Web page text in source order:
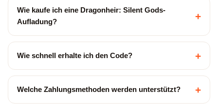
Wie kaufe ich eine Dragonheir: Silent Gods-
Aufladung?
+
Wie schnell erhalte ich den Code? +
Welche Zahlungsmethoden werden unterstützt? +